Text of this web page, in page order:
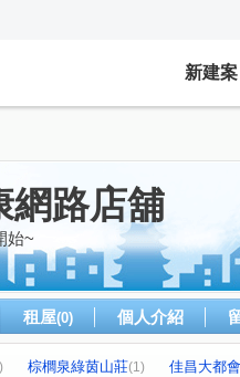
新建案
網路店舖
始~
租屋(0) 個人介紹
棕櫚泉綠茵山莊(1)
佳昌大都